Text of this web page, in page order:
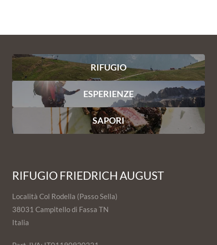
RIFUGIO
ESPERIENZE
SAPORI
RIFUGIO FRIEDRICH AUGUST
Località Col Rodella (Passo Sella)
38031 Campitello di Fassa TN
Italia